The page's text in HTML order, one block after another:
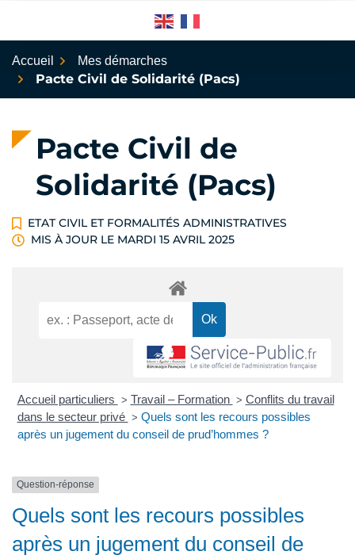
Accueil
Mes démarches
Pacte Civil de Solidarité (Pacs)
Pacte Civil de
Solidarité (Pacs)
ETAT CIVIL ET FORMALITÉS ADMINISTRATIVES
MIS À JOUR LE MARDI 15 AVRIL 2025
Accueil particuliers > Travail – Formation > Conflits du travail
dans le secteur privé > Quels sont les recours possibles
après un jugement du conseil de prud’hommes ?
Question-réponse
Quels sont les recours possibles
après un jugement du conseil de